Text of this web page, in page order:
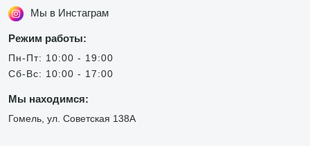
Мы в Инстаграм
Режим работы:
Пн-Пт: 10:00 - 19:00
Сб-Вс: 10:00 - 17:00
Мы находимся:
Гомель, ул. Советская 138А